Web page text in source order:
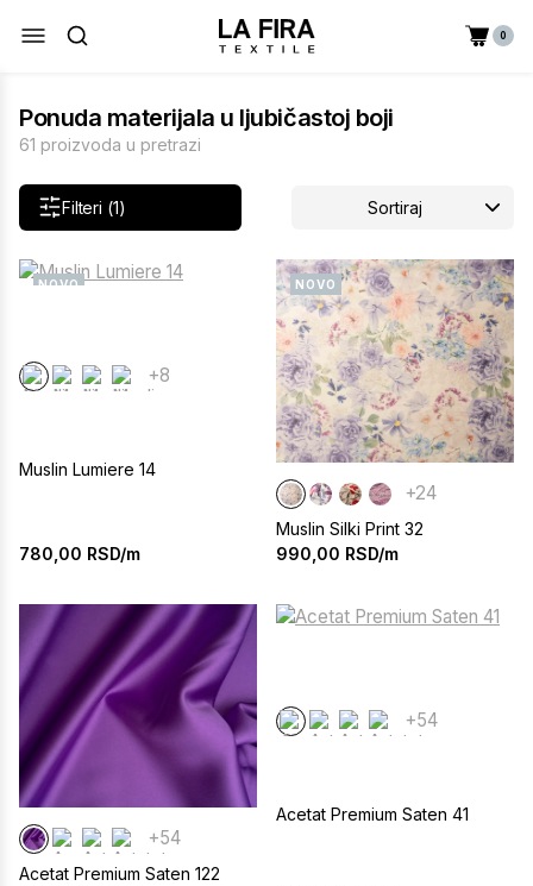
0
Ponuda materijala u ljubičastoj boji
61 proizvoda u pretrazi
Filteri (1) Sortiraj
NOVO
+8
Muslin Lumiere 14
780,00 RSD/m
NOVO
+24
Muslin Silki Print 32
990,00 RSD/m
+54
Acetat Premium Saten 122
+54
Acetat Premium Saten 41